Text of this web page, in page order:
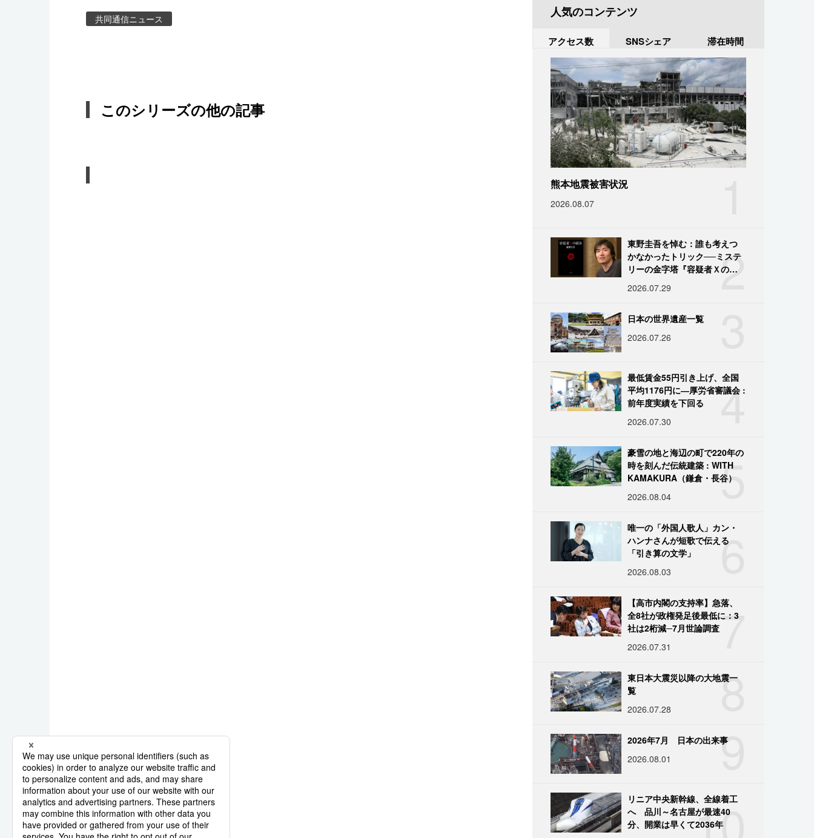
共同通信ニュース
このシリーズの他の記事
人気のコンテンツ
アクセス数 SNSシェア 滞在時間
熊本地震被害状況
2026.08.07
2
東野圭吾を悼む：誰も考えつ
かなかったトリック──ミステ
リーの金字塔『容疑者Ｘの献
2026.07.29
日本の世界遺産一覧
2026.07.26
4
最低賃金55円引き上げ、全国
平均1176円に―厚労省審議会 :
前年度実績を下回る
2026.07.30
5
豪雪の地と海辺の町で220年の
時を刻んだ伝統建築 : WITH
KAMAKURA（鎌倉・長谷）
2026.08.04
6
唯一の「外国人歌人」カン・
ハンナさんが短歌で伝える
「引き算の文学」
2026.08.03
7
【高市内閣の支持率】急落、
全8社が政権発足後最低に：3
社は2桁減─7月世論調査
2026.07.31
8
東日本大震災以降の大地震一
覧
2026.07.28
9
2026年7月 日本の出来事
2026.08.01
10
リニア中央新幹線、全線着工
へ 品川～名古屋が最速40
分、開業は早くて2036年